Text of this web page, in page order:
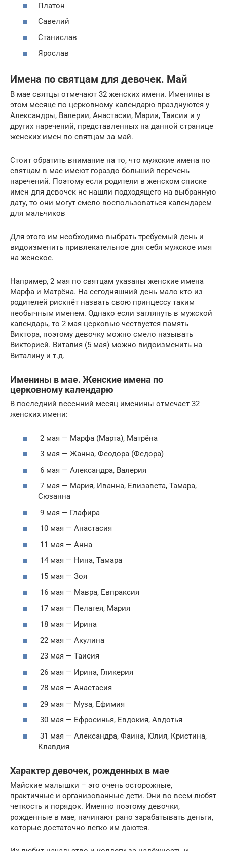
Платон
Савелий
Станислав
Ярослав
Имена по святцам для девочек. Май
В мае святцы отмечают 32 женских имени. Именины в
этом месяце по церковному календарю празднуются у
Александры, Валерии, Анастасии, Марии, Таисии и у
других наречений, представленных на данной странице
женских имен по святцам за май.
Стоит обратить внимание на то, что мужские имена по
святцам в мае имеют гораздо больший перечень
наречений. Поэтому если родители в женском списке
имен для девочек не нашли подходящего на выбранную
дату, то они могут смело воспользоваться календарем
для мальчиков
Для этого им необходимо выбрать требуемый день и
видоизменить привлекательное для себя мужское имя
на женское.
Например, 2 мая по святцам указаны женские имена
Марфа и Матрёна. На сегодняшний день мало кто из
родителей рискнёт назвать свою принцессу таким
необычным именем. Однако если заглянуть в мужской
календарь, то 2 мая церковью чествуется память
Виктора, поэтому девочку можно смело называть
Викторией. Виталия (5 мая) можно видоизменить на
Виталину и т.д.
Именины в мае. Женские имена по
церковному календарю
В последний весенний месяц именины отмечает 32
женских имени:
2 мая — Марфа (Марта), Матрёна
3 мая — Жанна, Феодора (Федора)
6 мая — Александра, Валерия
7 мая — Мария, Иванна, Елизавета, Тамара,
Сюзанна
9 мая — Глафира
10 мая — Анастасия
11 мая — Анна
14 мая — Нина, Тамара
15 мая — Зоя
16 мая — Мавра, Евпраксия
17 мая — Пелагея, Мария
18 мая — Ирина
22 мая — Акулина
23 мая — Таисия
26 мая — Ирина, Гликерия
28 мая — Анастасия
29 мая — Муза, Ефимия
30 мая — Ефросинья, Евдокия, Авдотья
31 мая — Александра, Фаина, Юлия, Кристина,
Клавдия
Характер девочек, рожденных в мае
Майские малышки – это очень осторожные,
практичные и организованные дети. Они во всем любят
четкость и порядок. Именно поэтому девочки,
рожденные в мае, начинают рано зарабатывать деньги,
которые достаточно легко им даются.